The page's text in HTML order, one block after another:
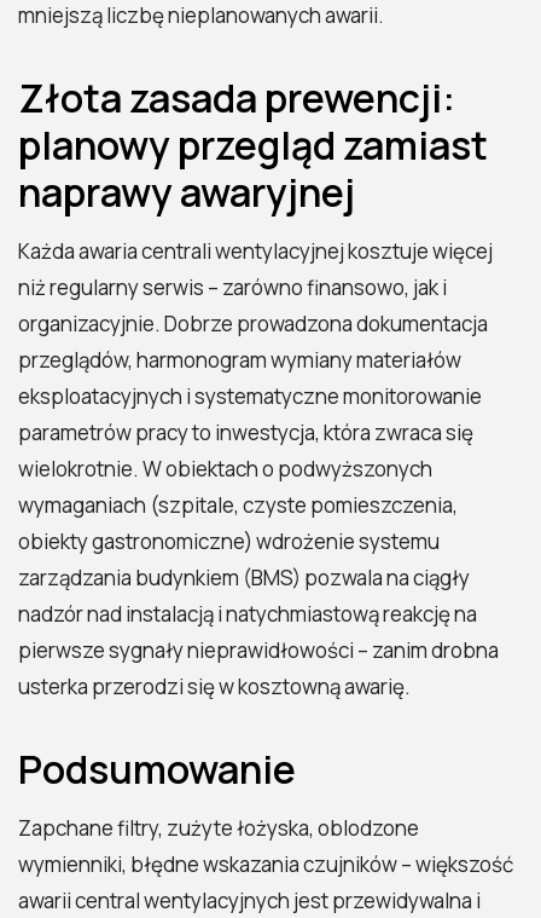
mniejszą liczbę nieplanowanych awarii.
Złota zasada prewencji:
planowy przegląd zamiast
naprawy awaryjnej
Każda awaria centrali wentylacyjnej kosztuje więcej
niż regularny serwis – zarówno finansowo, jak i
organizacyjnie. Dobrze prowadzona dokumentacja
przeglądów, harmonogram wymiany materiałów
eksploatacyjnych i systematyczne monitorowanie
parametrów pracy to inwestycja, która zwraca się
wielokrotnie. W obiektach o podwyższonych
wymaganiach (szpitale, czyste pomieszczenia,
obiekty gastronomiczne) wdrożenie systemu
zarządzania budynkiem (BMS) pozwala na ciągły
nadzór nad instalacją i natychmiastową reakcję na
pierwsze sygnały nieprawidłowości – zanim drobna
usterka przerodzi się w kosztowną awarię.
Podsumowanie
Zapchane filtry, zużyte łożyska, oblodzone
wymienniki, błędne wskazania czujników – większość
awarii central wentylacyjnych jest przewidywalna i